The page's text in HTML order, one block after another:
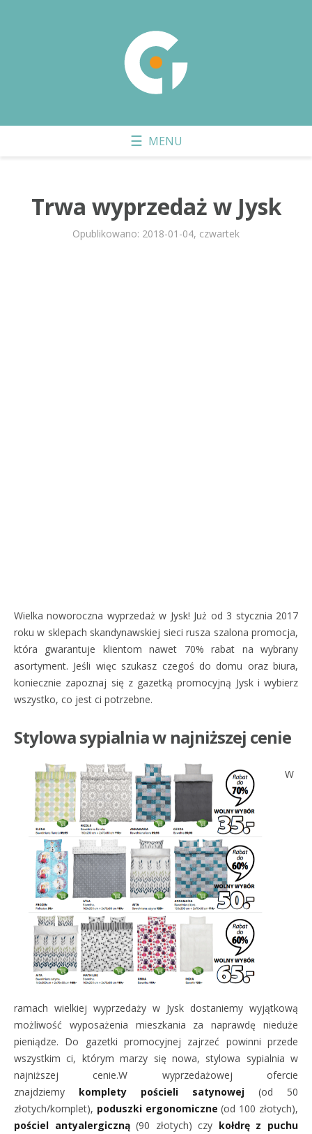
Trwa wyprzedaż w Jysk
Opublikowano: 2018-01-04, czwartek
Wielka noworoczna wyprzedaż w Jysk! Już od 3 stycznia 2017
roku w sklepach skandynawskiej sieci rusza szalona promocja,
która gwarantuje klientom nawet 70% rabat na wybrany
asortyment. Jeśli więc szukasz czegoś do domu oraz biura,
koniecznie zapoznaj się z gazetką promocyjną Jysk i wybierz
wszystko, co jest ci potrzebne.
Stylowa sypialnia w najniższej cenie
W
ramach wielkiej wyprzedaży w Jysk dostaniemy wyjątkową
możliwość wyposażenia mieszkania za naprawdę nieduże
pieniądze. Do gazetki promocyjnej zajrzeć powinni przede
wszystkim ci, którym marzy się nowa, stylowa sypialnia w
najniższej cenie.W wyprzedażowej ofercie
znajdziemy komplety pościeli satynowej (od 50
złotych/komplet), poduszki ergonomiczne (od 100 złotych),
pościel antyalergiczną(90 złotych) czy kołdrę z puchu